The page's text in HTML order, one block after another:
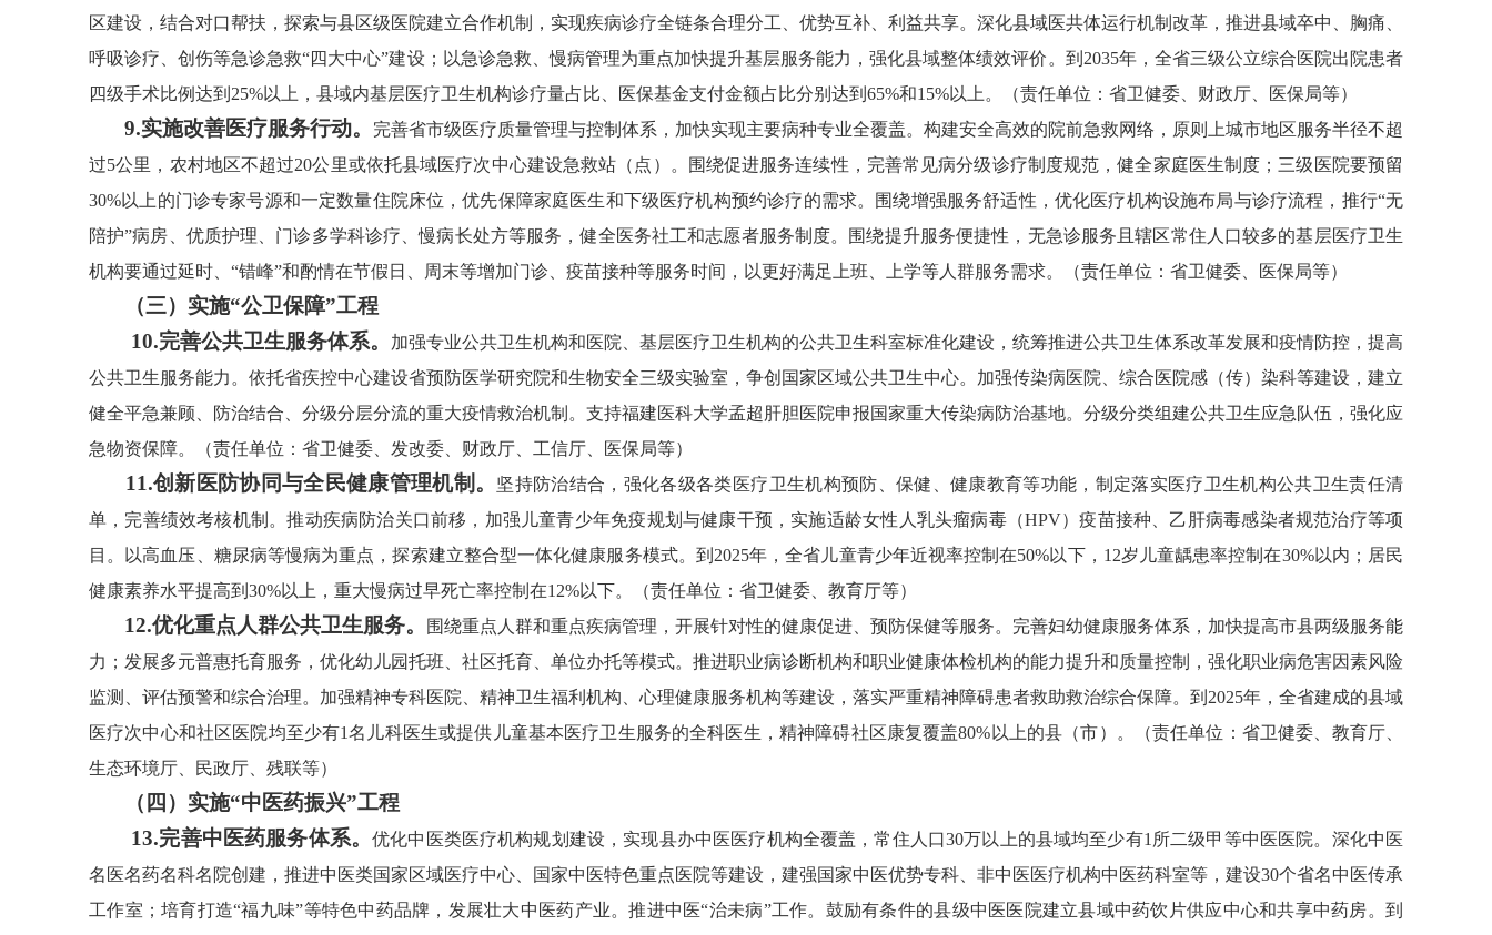
区建设，结合对口帮扶，探索与县区级医院建立合作机制，实现疾病诊疗全链条合理分工、优势互补、利益共享。深化县域医共体运行机制改革，推进县域卒中、胸痛、
呼吸诊疗、创伤等急诊急救“四大中心”建设；以急诊急救、慢病管理为重点加快提升基层服务能力，强化县域整体绩效评价。到2035年，全省三级公立综合医院出院患者
四级手术比例达到25%以上，县域内基层医疗卫生机构诊疗量占比、医保基金支付金额占比分别达到65%和15%以上。（责任单位：省卫健委、财政厅、医保局等）
9.实施改善医疗服务行动。
完善省市级医疗质量管理与控制体系，加快实现主要病种专业全覆盖。构建安全高效的院前急救网络，原则上城市地区服务半径不超
过5公里，农村地区不超过20公里或依托县域医疗次中心建设急救站（点）。围绕促进服务连续性，完善常见病分级诊疗制度规范，健全家庭医生制度；三级医院要预留
30%以上的门诊专家号源和一定数量住院床位，优先保障家庭医生和下级医疗机构预约诊疗的需求。围绕增强服务舒适性，优化医疗机构设施布局与诊疗流程，推行“无
陪护”病房、优质护理、门诊多学科诊疗、慢病长处方等服务，健全医务社工和志愿者服务制度。围绕提升服务便捷性，无急诊服务且辖区常住人口较多的基层医疗卫生
机构要通过延时、“错峰”和酌情在节假日、周末等增加门诊、疫苗接种等服务时间，以更好满足上班、上学等人群服务需求。（责任单位：省卫健委、医保局等）
（三）实施“公卫保障”工程
10.完善公共卫生服务体系。
加强专业公共卫生机构和医院、基层医疗卫生机构的公共卫生科室标准化建设，统筹推进公共卫生体系改革发展和疫情防控，提高
公共卫生服务能力。依托省疾控中心建设省预防医学研究院和生物安全三级实验室，争创国家区域公共卫生中心。加强传染病医院、综合医院感（传）染科等建设，建立
健全平急兼顾、防治结合、分级分层分流的重大疫情救治机制。支持福建医科大学孟超肝胆医院申报国家重大传染病防治基地。分级分类组建公共卫生应急队伍，强化应
急物资保障。（责任单位：省卫健委、发改委、财政厅、工信厅、医保局等）
11.创新医防协同与全民健康管理机制。
坚持防治结合，强化各级各类医疗卫生机构预防、保健、健康教育等功能，制定落实医疗卫生机构公共卫生责任清
单，完善绩效考核机制。推动疾病防治关口前移，加强儿童青少年免疫规划与健康干预，实施适龄女性人乳头瘤病毒（HPV）疫苗接种、乙肝病毒感染者规范治疗等项
目。以高血压、糖尿病等慢病为重点，探索建立整合型一体化健康服务模式。到2025年，全省儿童青少年近视率控制在50%以下，12岁儿童龋患率控制在30%以内；居民
健康素养水平提高到30%以上，重大慢病过早死亡率控制在12%以下。（责任单位：省卫健委、教育厅等）
12.优化重点人群公共卫生服务。
围绕重点人群和重点疾病管理，开展针对性的健康促进、预防保健等服务。完善妇幼健康服务体系，加快提高市县两级服务能
力；发展多元普惠托育服务，优化幼儿园托班、社区托育、单位办托等模式。推进职业病诊断机构和职业健康体检机构的能力提升和质量控制，强化职业病危害因素风险
监测、评估预警和综合治理。加强精神专科医院、精神卫生福利机构、心理健康服务机构等建设，落实严重精神障碍患者救助救治综合保障。到2025年，全省建成的县域
医疗次中心和社区医院均至少有1名儿科医生或提供儿童基本医疗卫生服务的全科医生，精神障碍社区康复覆盖80%以上的县（市）。（责任单位：省卫健委、教育厅、
生态环境厅、民政厅、残联等）
（四）实施“中医药振兴”工程
13.完善中医药服务体系。优化中医类医疗机构规划建设，实现县办中医医疗机构全覆盖，常住人口30万以上的县域均至少有1所二级甲等中医医院。深化中医
名医名药名科名院创建，推进中医类国家区域医疗中心、国家中医特色重点医院等建设，建强国家中医优势专科、非中医医疗机构中医药科室等，建设30个省名中医传承
工作室；培育打造“福九味”等特色中药品牌，发展壮大中医药产业。推进中医“治未病”工作。鼓励有条件的县级中医医院建立县域中药饮片供应中心和共享中药房。到